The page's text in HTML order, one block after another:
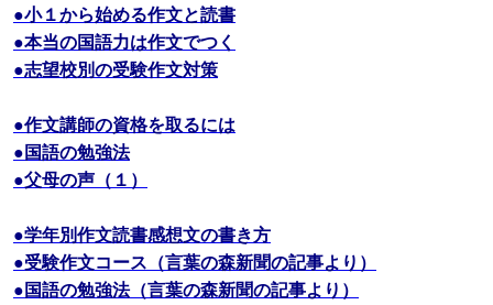
●小１から始める作文と読書
●本当の国語力は作文でつく
●志望校別の受験作文対策
●作文講師の資格を取るには
●国語の勉強法
●父母の声（１）
●学年別作文読書感想文の書き方
●受験作文コース（言葉の森新聞の記事より）
●国語の勉強法（言葉の森新聞の記事より）